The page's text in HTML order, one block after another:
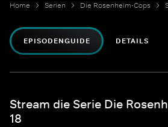
Home Serien Die Rosenheim-Cops
EPISODENGUIDE DETAILS
Stream die Serie Die
18